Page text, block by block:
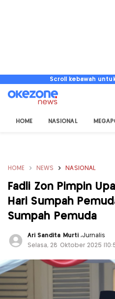
Scroll kebawah
HOME NASIONAL
HOME NEWS NASIONAL
Fadli Zon Pimpin
Hari Sumpah
Sumpah Pemuda
Ari Sandita Murti ,Jurnalis
Selasa, 28 Oktober 2025